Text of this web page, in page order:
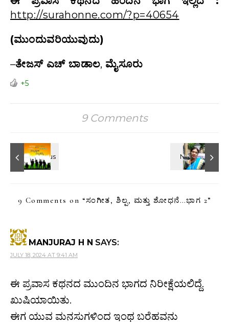
http://surahonne.com/?p=40654
(ಮುಂದುವರಿಯುವುದು)
–ತೇಜಸ್‌ ಎಚ್‌ ಬಾಡಾಲ, ಮೈಸೂರು
+5
9 Comments
9 Comments on “ಸಂಗೀತ, ಶಿಲ್ಪ, ಮತ್ತು ಶೋಧನೆ…ಭಾಗ 2”
MANJURAJ H N SAYS:
JULY 18, 2024 AT 9:41 AM
ಈ ಪ್ರವಾಸ ಕಥನದ ಮುಂದಿನ ಭಾಗದ ನಿರೀಕ್ಷೆಯಲಿದ್ದೆ.
ಖುಷಿಯಾಯಿತು.
ಈಗ ಯುವ ಮನಸುಗಳಿಂದ ಇಂಥ ಬರೆಹವನು